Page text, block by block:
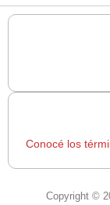
Conocé los
Copyright ©